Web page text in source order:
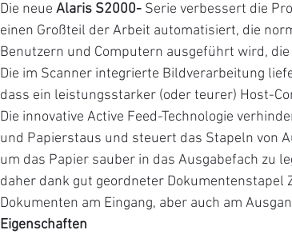
Die neue Alaris S2000- Serie verbessert die
einen Großteil der Arbeit automatisiert, die
Benutzern und Computern ausgeführt wird,
Die im Scanner integrierte Bildverarbeitung
dass ein leistungsstarker (oder teurer) Host-
Die innovative Active Feed-Technologie
und Papierstaus und steuert das Stapeln von
um das Papier sauber in das Ausgabefach zu
daher dank gut geordneter Dokumentenstapel
Dokumenten am Eingang, aber auch am
Eigenschaften